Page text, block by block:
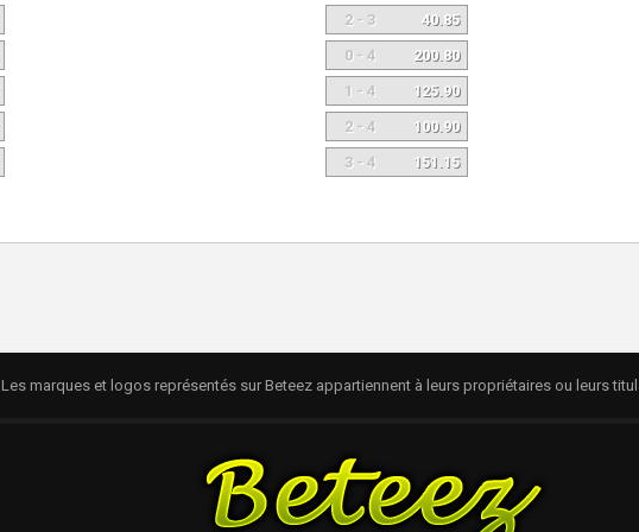
2 - 3
40.85
0 - 4
200.80
1 - 4
125.90
2 - 4
100.90
3 - 4
151.15
Les marques et logos représentés sur Beteez appartiennent à leurs propriétaires ou leurs